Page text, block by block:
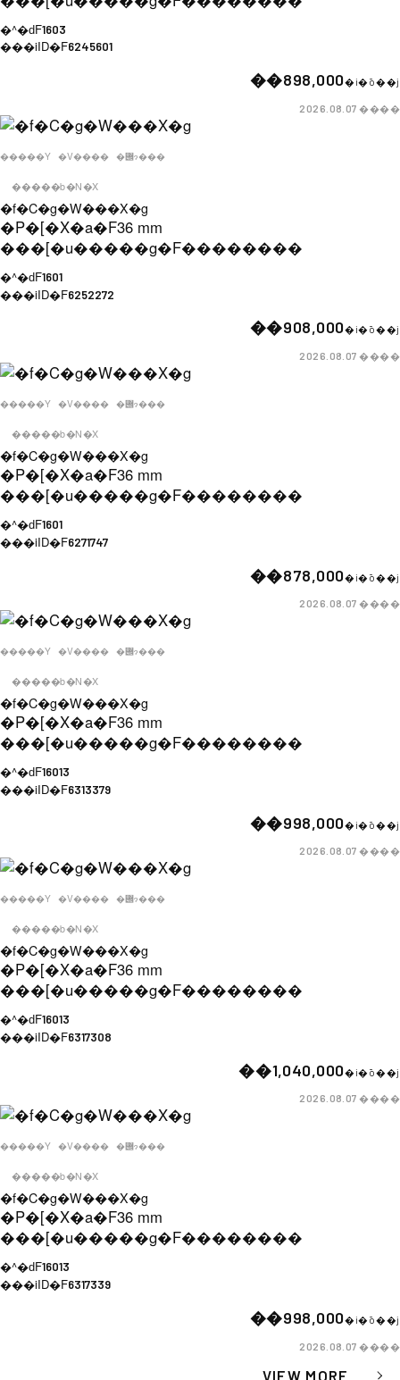
�^�ԁF1603
���iID�F6245601
��898,000�i�ō��j
2026.08.07����
�����Y �V���� �݌ɂ���
�����b�N�X
�f�C�g�W���X�g
�P�[�X�a�F36 mm
���[�u�����g�F��������
�^�ԁF1601
���iID�F6252272
��908,000�i�ō��j
2026.08.07����
�����Y �V���� �݌ɂ���
�����b�N�X
�f�C�g�W���X�g
�P�[�X�a�F36 mm
���[�u�����g�F��������
�^�ԁF1601
���iID�F6271747
��878,000�i�ō��j
2026.08.07����
�����Y �V���� �݌ɂ���
�����b�N�X
�f�C�g�W���X�g
�P�[�X�a�F36 mm
���[�u�����g�F��������
�^�ԁF16013
���iID�F6313379
��998,000�i�ō��j
2026.08.07����
�����Y �V���� �݌ɂ���
�����b�N�X
�f�C�g�W���X�g
�P�[�X�a�F36 mm
���[�u�����g�F��������
�^�ԁF16013
���iID�F6317308
��1,040,000�i�ō��j
2026.08.07����
�����Y �V���� �݌ɂ���
�����b�N�X
�f�C�g�W���X�g
�P�[�X�a�F36 mm
���[�u�����g�F��������
�^�ԁF16013
���iID�F6317339
��998,000�i�ō��j
2026.08.07����
VIEW MORE